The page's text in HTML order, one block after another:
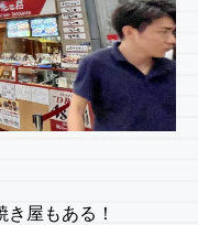
屋もある！